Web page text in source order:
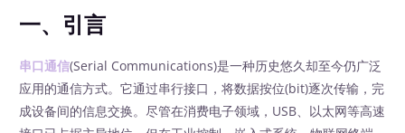
一、引言
串口通信(Serial Communications)是一种历史悠久却至今仍广泛
应用的通信方式。它通过串行接口，将数据按位(bit)逐次传输，完
成设备间的信息交换。尽管在消费电子领域，USB、以太网等高速